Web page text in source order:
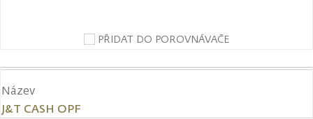
PŘIDAT DO POROVNÁVAČE
Název
J&T CASH OPF